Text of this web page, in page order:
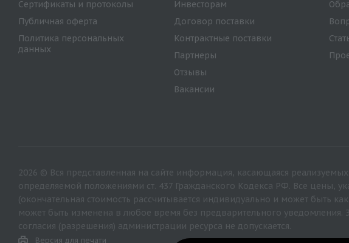
Сертификаты и протоколы
Публичная оферта
Политика персональных
данных
Инвесторам
Договор поставки
Контрактные поставки
Партнеры
Отзывы
Вакансии
2026 © Вся представленная на сайте информация, касающаяся
определяемой положениями ст. 437 Гражданского Кодекса РФ. Все цены,
(окончательная стоимость рассчитывается индивидуально и может
может быть изменена в любое время без предварительного
согласия (разрешения) администрации ресурса не допускается.
Версия для печати